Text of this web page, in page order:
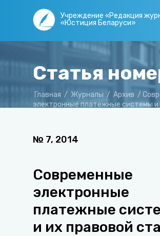
Учреждение «Редакция
«Юстиция Беларуси»
Статья
Главная / Журналы / Архив /
электронные платежные системы и
№ 7, 2014
Современные
электронные
платежные
и их правовой